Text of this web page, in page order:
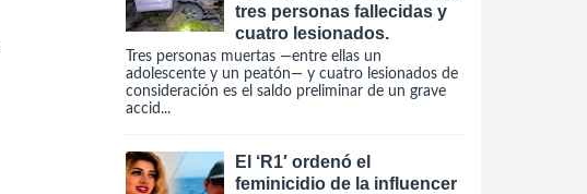
tres personas fallecidas y
cuatro lesionados.
Tres personas muertas —entre ellas un
adolescente y un peatón— y cuatro lesionados de
consideración es el saldo preliminar de un grave
accid...
El ‘R1′ ordenó el
feminicidio de la influencer